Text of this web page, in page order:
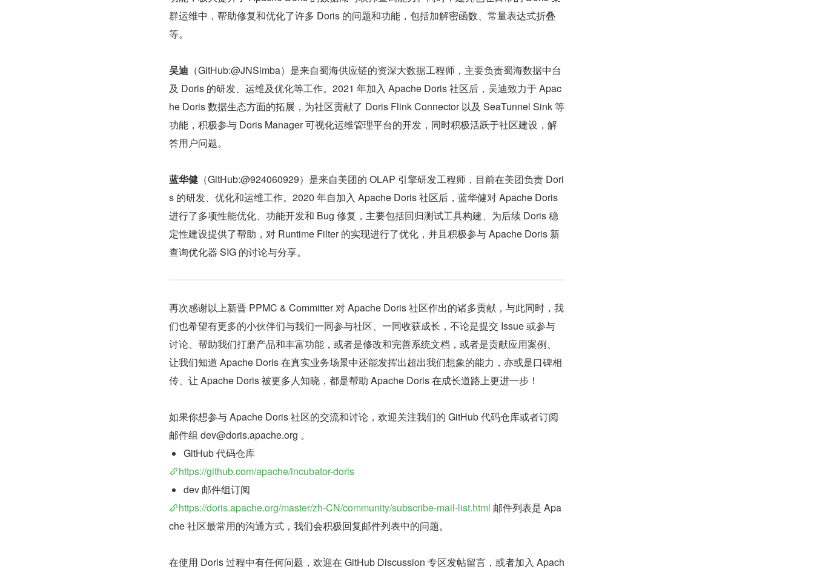
群运维中，帮助修复和优化了许多 Doris 的问题和功能，包括加解密函数、常量表达式折叠
等。
吴迪 （GitHub:@JNSimba）是来自蜀海供应链的资深大数据工程师，主要负责蜀海数据中台
及 Doris 的研发、运维及优化等工作。2021 年加入 Apache Doris 社区后，吴迪致力于 Apac
he Doris 数据生态方面的拓展，为社区贡献了 Doris Flink Connector 以及 SeaTunnel Sink 等
功能，积极参与 Doris Manager 可视化运维管理平台的开发，同时积极活跃于社区建设，解
答用户问题。
蓝华健 （GitHub:@924060929）是来自美团的 OLAP 引擎研发工程师，目前在美团负责 Dori
s 的研发、优化和运维工作。2020 年自加入 Apache Doris 社区后，蓝华健对 Apache Doris
进行了多项性能优化、功能开发和 Bug 修复，主要包括回归测试工具构建、为后续 Doris 稳
定性建设提供了帮助，对 Runtime Filter 的实现进行了优化，并且积极参与 Apache Doris 新
查询优化器 SIG 的讨论与分享。
再次感谢以上新晋 PPMC & Committer 对 Apache Doris 社区作出的诸多贡献，与此同时，我
们也希望有更多的小伙伴们与我们一同参与社区、一同收获成长，不论是提交 Issue 或参与
讨论、帮助我们打磨产品和丰富功能，或者是修改和完善系统文档，或者是贡献应用案例、
让我们知道 Apache Doris 在真实业务场景中还能发挥出超出我们想象的能力，亦或是口碑相
传、让 Apache Doris 被更多人知晓，都是帮助 Apache Doris 在成长道路上更进一步！
如果你想参与 Apache Doris 社区的交流和讨论，欢迎关注我们的 GitHub 代码仓库或者订阅
邮件组 dev@doris.apache.org 。
GitHub 代码仓库
https://github.com/apache/incubator-doris
dev 邮件组订阅
https://doris.apache.org/master/zh-CN/community/subscribe-mail-list.html 邮件列表是 Apa
che 社区最常用的沟通方式，我们会积极回复邮件列表中的问题。
在使用 Doris 过程中有任何问题，欢迎在 GitHub Discussion 专区发帖留言，或者加入 Apach